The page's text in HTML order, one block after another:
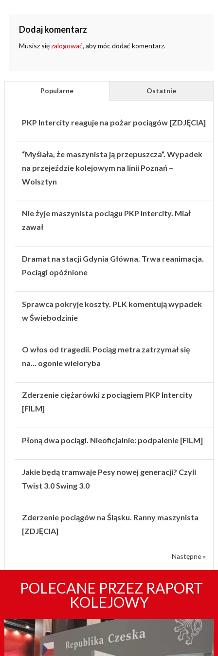
Dodaj komentarz
Musisz sięzalogować, aby móc dodać komentarz.
Popularne Ostatnie
PKP Intercity reaguje na pożar pociągów [ZDJĘCIA]
“Myślała, że maszynista ją przepuszcza”. Wypadek
na przejeździe kolejowym na linii Poznań –
Wolsztyn
Nie żyje maszynista pociągu PKP Intercity. Miał
zawał
Dramat na stacji Gdynia Główna. Trwa reanimacja.
Pociągi opóźnione
Sprawca pokryje koszty. PLK komentują wypadek
w Świebodzinie
O włos od tragedii. Pociąg metra zatrzymał się
na… ogonie wieloryba
Zderzenie ciężarówki z pociągiem PKP Intercity
[FILM]
Płoną dwa pociągi. Nieoficjalnie: podpalenie [FILM]
Jakie będą tramwaje Pesy nowej generacji? Czyli
Twist 3.0 Swing 3.0
Zderzenie pociągów na Śląsku. Ranny maszynista
[ZDJĘCIA]
Następne »
POLECANE PRZEZ RAPORT
KOLEJOWY